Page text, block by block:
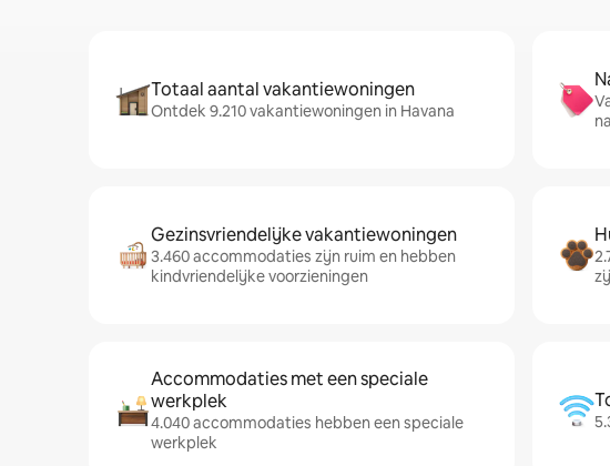
Totaal aantal vakantiewoningen
Ontdek 9.210 vakantiewoningen in Havana
Gezinsvriendelijke vakantiewoningen
3.460 accommodaties zijn ruim en hebben
kindvriendelijke voorzieningen
Accommodaties met een speciale
werkplek
4.040 accommodaties hebben een speciale
werkplek